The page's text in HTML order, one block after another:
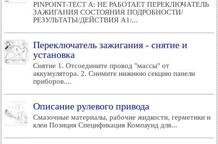
PINPOINT-ТЕСТ A: НЕ РАБОТАЕТ ПЕРЕКЛЮЧАТЕЛЬ
ЗАЖИГАНИЯ СОСТОЯНИЯ ПОДРОБНОСТИ/
РЕЗУЛЬТАТЫ/ДЕЙСТВИЯ A1:...
Переключатель зажигания - снятие и
установка
Снятие 1. Отсоедините провод "массы" от
аккумулятора. 2. Снимите нижнюю секцию панели
приборов....
Описание рулевого привода
Смазочные материалы, рабочие жидкости, герметики и
клеи Позиция Спецификация Компаунд для...